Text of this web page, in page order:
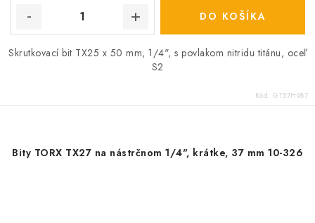
DO KOŠÍKA
Skrutkovací bit TX25 x 50 mm, 1/4", s povlakom nitridu titánu, oceľ
S2
Kód: GT57H987
Bity TORX TX27 na nástrčnom 1/4", krátke, 37 mm 10-326